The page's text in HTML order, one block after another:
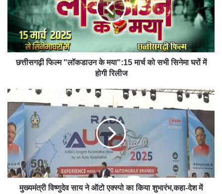
छत्तीसगढ़ी फिल्म "लॉकडाउन के मया":15 मार्च को सभी सिनेमा घरों में
होगी रिलीज
मुख्यमंत्री विष्णुदेव साय ने ऑटो एक्स्पो का किया शुभारंभ,कहा-देश में